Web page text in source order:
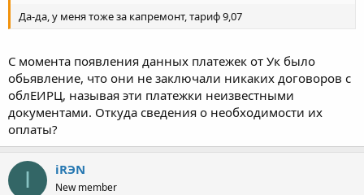
Да-да, у меня тоже за капремонт, тариф 9,07
С момента появления данных платежек от Ук было
обьявление, что они не заключали никаких договоров с
облЕИРЦ, называя эти платежки неизвестными
документами. Откуда сведения о необходимости их
оплаты?
I iRЭN
New member